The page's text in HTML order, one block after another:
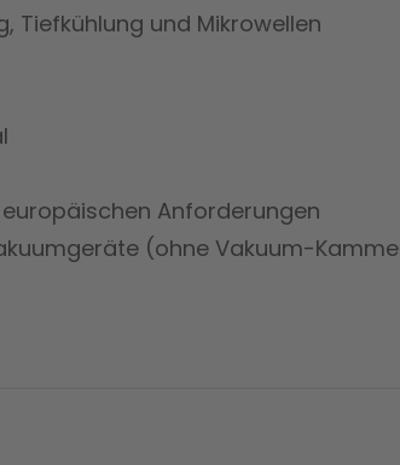
Tiefkühlung und Mikrowellen
Anforderungen
(ohne Vakuum-